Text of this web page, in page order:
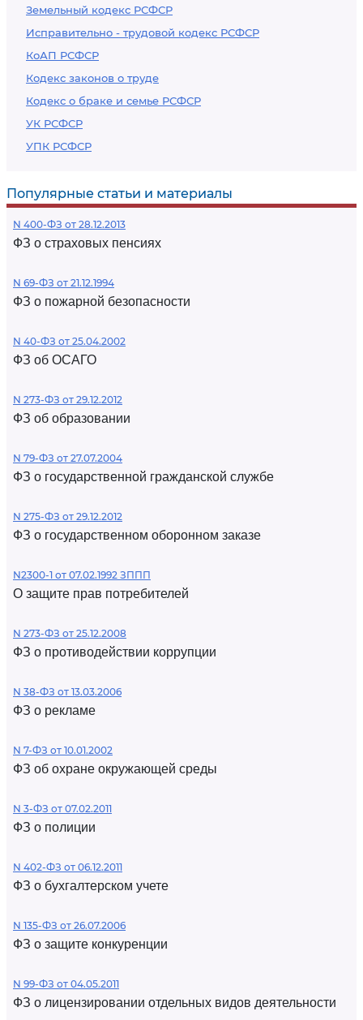
Земельный кодекс РСФСР
Исправительно - трудовой кодекс РСФСР
КоАП РСФСР
Кодекс законов о труде
Кодекс о браке и семье РСФСР
УК РСФСР
УПК РСФСР
Популярные статьи и материалы
N 400-ФЗ от 28.12.2013
ФЗ о страховых пенсиях
N 69-ФЗ от 21.12.1994
ФЗ о пожарной безопасности
N 40-ФЗ от 25.04.2002
ФЗ об ОСАГО
N 273-ФЗ от 29.12.2012
ФЗ об образовании
N 79-ФЗ от 27.07.2004
ФЗ о государственной гражданской службе
N 275-ФЗ от 29.12.2012
ФЗ о государственном оборонном заказе
N2300-1 от 07.02.1992 ЗППП
О защите прав потребителей
N 273-ФЗ от 25.12.2008
ФЗ о противодействии коррупции
N 38-ФЗ от 13.03.2006
ФЗ о рекламе
N 7-ФЗ от 10.01.2002
ФЗ об охране окружающей среды
N 3-ФЗ от 07.02.2011
ФЗ о полиции
N 402-ФЗ от 06.12.2011
ФЗ о бухгалтерском учете
N 135-ФЗ от 26.07.2006
ФЗ о защите конкуренции
N 99-ФЗ от 04.05.2011
ФЗ о лицензировании отдельных видов деятельности